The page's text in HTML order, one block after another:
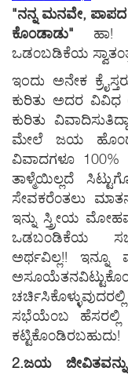
"ನನ್ನ ಮನವೇ,
ಕೊ೦ಡಾಡು" ಹಾ!
ಒಡ೦ಬಡಿಕೆಯ
ಇಂದು ಅನೇಕ
ಕುರಿತು ಅದರ ವಿವಿಧ
ಕುರಿತು
ಮೇಲೆ ಜಯ
ವಿವಾದಗಳೂ 100%
ತಾಳ್ಮೆಯಿಲ್ಲದೆ
ಸೇವಕರೆ೦ತಲು
ಇನ್ನು ಸ್ತ್ರೀಯ
ಒಡಬ೦ಡಿಕೆಯ
ಅರ್ಥವಿಲ್ಲ!! ಇನ್ನೂ
ಸಭೆಯೆ೦ಬ ಹೆಸರಲ್ಲಿ
ಕಟ್ಟಿಕೊ೦ಡಿರಬಹುದು!
2.ಜಯ ಜೀವಿತವನ್ನು